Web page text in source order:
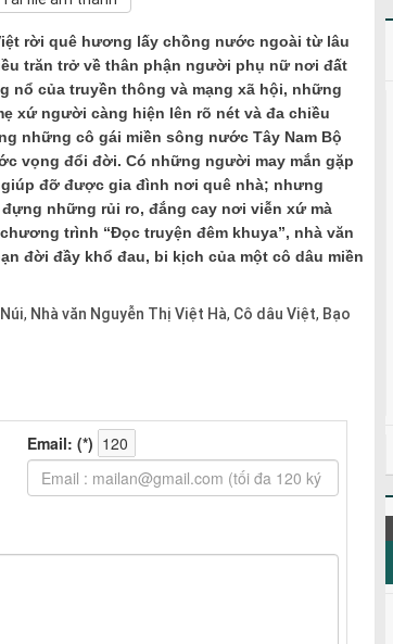
rời quê hương lấy chồng nước ngoài từ lâu
trăn trở về thân phận người phụ nữ nơi đất
nổ của truyền thông và mạng xã hội, những
xứ người càng hiện lên rõ nét và đa chiều
những cô gái miền sông nước Tây Nam Bộ
vọng đổi đời. Có những người may mắn gặp
đỡ được gia đình nơi quê nhà; nhưng
những rủi ro, đắng cay nơi viễn xứ mà
trình “Đọc truyện đêm khuya”, nhà văn
đời đầy khổ đau, bi kịch của một cô dâu miền
, Nhà văn Nguyễn Thị Việt Hà, Cô dâu Việt, Bạo